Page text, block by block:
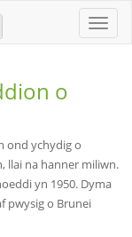
Toggle
o
ond ychydig o
llai na hanner miliwn.
yn 1950. Dyma
pwysig o Brunei